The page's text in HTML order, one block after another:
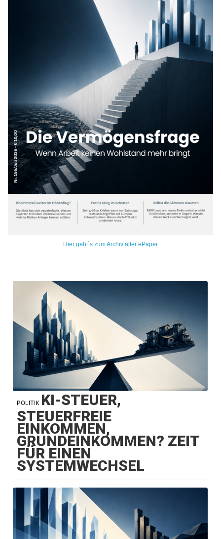
Hier geht´s zum Archiv aller ePaper
POLITIK KI-STEUER,
STEUERFREIE
EINKOMMEN,
GRUNDEINKOMMEN? ZEIT
FÜR EINEN
SYSTEMWECHSEL